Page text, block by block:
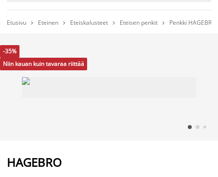
Etusivu  Eteinen  Eteiskalusteet  Eteisen penkit  Penkki
-35%
Niin kauan kuin tavaraa riittää
HAGEBRO